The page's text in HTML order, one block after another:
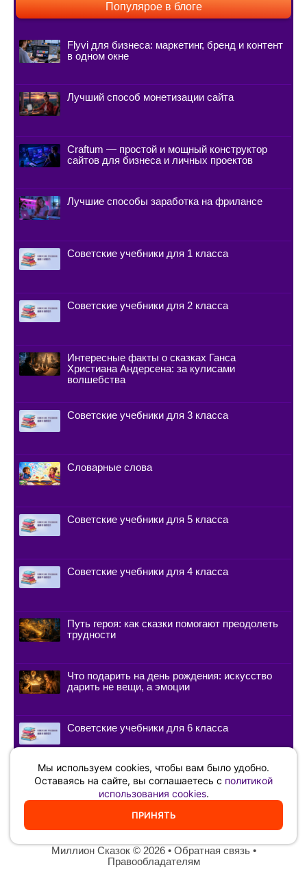
Популярое в блоге
Flyvi для бизнеса: маркетинг, бренд и контент
в одном окне
Лучший способ монетизации сайта
Craftum — простой и мощный конструктор
сайтов для бизнеса и личных проектов
Лучшие способы заработка на фрилансе
Советские учебники для 1 класса
Советские учебники для 2 класса
Интересные факты о сказках Ганса
Христиана Андерсена: за кулисами
волшебства
Советские учебники для 3 класса
Словарные слова
Советские учебники для 5 класса
Советские учебники для 4 класса
Путь героя: как сказки помогают преодолеть
трудности
Что подарить на день рождения: искусство
дарить не вещи, а эмоции
Советские учебники для 6 класса
Как быстро выучить стихотворение:
лайфхаки от зубрилок и актёров
Миллион Сказок©️ 2026 • Обратная связь•
Правообладателям
Мы используем cookies, чтобы вам было удобно.
Оставаясь на сайте, вы соглашаетесь с политикой
использования cookies.
ПРИНЯТЬ